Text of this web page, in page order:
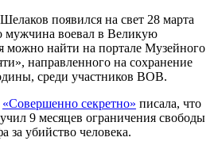
появился на свет 28 марта
мужчина воевал в Великую
можно найти на портале Музейного
направленного на сохранение
среди участников ВОВ.
«Совершенно секретно» писала, что
9 месяцев ограничения свободы
за убийство человека.